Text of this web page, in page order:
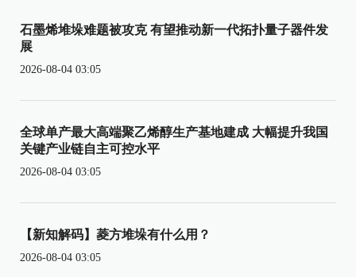
石墨烯堆垛难题被攻克 有望推动新一代拓扑量子器件发
展
2026-08-04 03:05
全球单产最大高端聚乙烯醇生产基地建成 大幅提升我国
关键产业链自主可控水平
2026-08-04 03:05
【新知解码】菱方堆垛有什么用？
2026-08-04 03:05